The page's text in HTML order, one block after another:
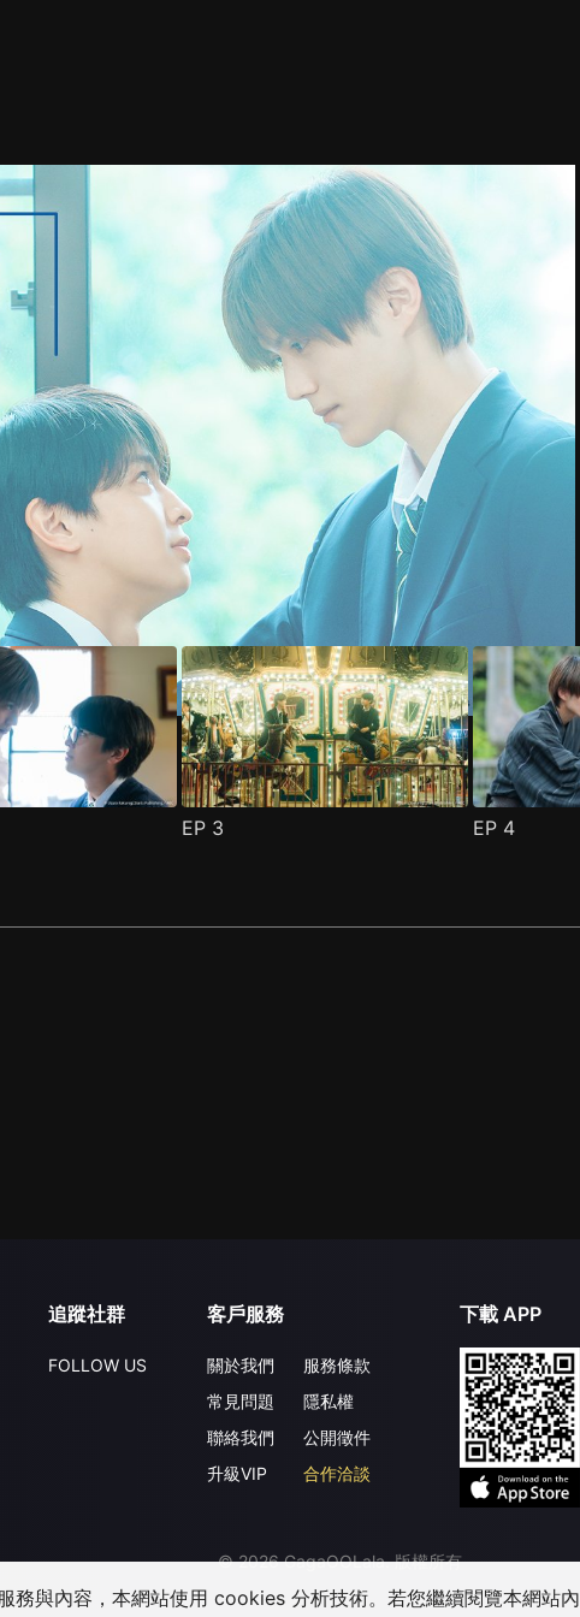
EP 3 EP 4
追蹤社群
FOLLOW US
客戶服務
關於我們
常見問題
聯絡我們
升級VIP
服務條款
隱私權
公開徵件
合作洽談
下載 APP
©2026 GagaOOLala.版權所有
務與內容，本網站使用 cookies 分析技術。若您繼續閱覽本網站內